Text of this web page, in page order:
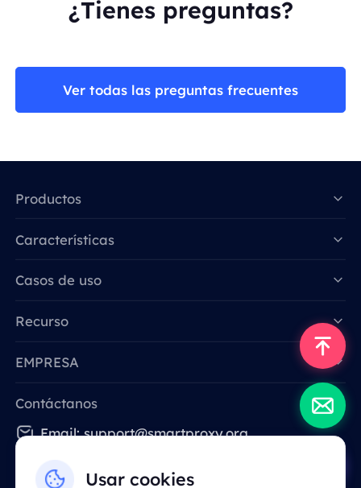
¿Tienes preguntas?
Ver todas las preguntas frecuentes
Usar cookies
Productos
Características
Casos de uso
Recurso
EMPRESA
Contáctanos
Email: support@smartproxy.org